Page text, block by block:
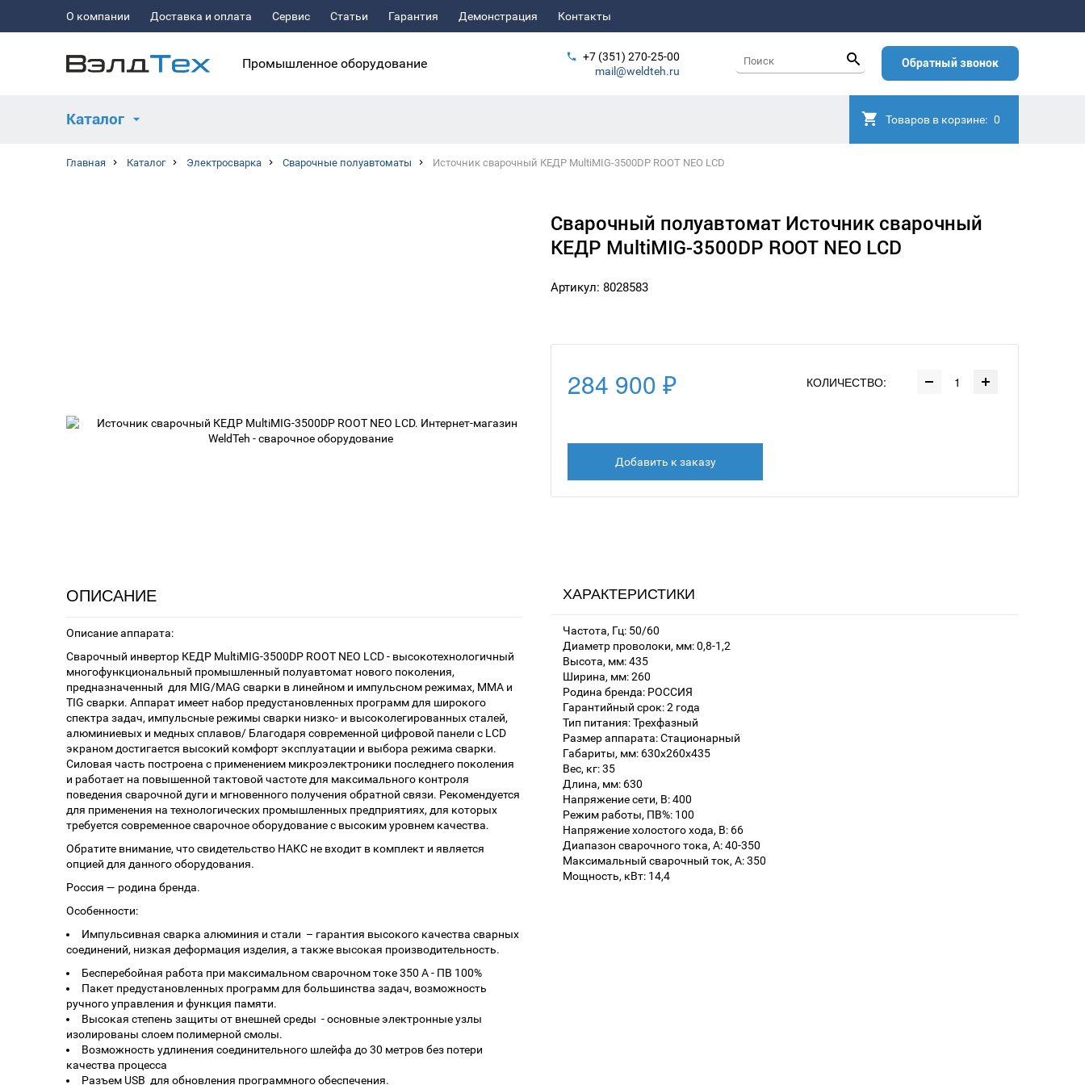
О компании Доставка и оплата Сервис Статьи Гарантия Демонстрация Контакты
Промышленное оборудование
+7 (351) 270-25-00
mail@weldteh.ru
Обратный звонок
Каталог Товаров в корзине: 0
Главная Каталог Электросварка Сварочные полуавтоматы Источник сварочный КЕДР MultiMIG-3500DP ROOT NEO LCD
Сварочный полуавтомат Источник сварочный
КЕДР MultiMIG-3500DP ROOT NEO LCD
Артикул: 8028583
284 900 ₽ КОЛИЧЕСТВО:
Добавить к заказу
ОПИСАНИЕ
Описание аппарата:
Сварочный инвертор КЕДР MultiMIG-3500DP ROOT NEO LCD - высокотехнологичный
многофункциональный промышленный полуавтомат нового поколения,
предназначенный для MIG/MAG сварки в линейном и импульсном режимах, MMA и
TIG сварки. Аппарат имеет набор предустановленных программ для широкого
спектра задач, импульсные режимы сварки низко- и высоколегированных сталей,
алюминиевых и медных сплавов/ Благодаря современной цифровой панели с LCD
экраном достигается высокий комфорт эксплуатации и выбора режима сварки.
Силовая часть построена с применением микроэлектроники последнего поколения
и работает на повышенной тактовой частоте для максимального контроля
поведения сварочной дуги и мгновенного получения обратной связи. Рекомендуется
для применения на технологических промышленных предприятиях, для которых
требуется современное сварочное оборудование с высоким уровнем качества.
Обратите внимание, что свидетельство НАКС не входит в комплект и является
опцией для данного оборудования.
Россия — родина бренда.
Особенности:
Импульсивная сварка алюминия и стали – гарантия высокого качества сварных
соединений, низкая деформация изделия, а также высокая производительность.
Бесперебойная работа при максимальном сварочном токе 350 А - ПВ 100%
Пакет предустановленных программ для большинства задач, возможность
ручного управления и функция памяти.
Высокая степень защиты от внешней среды - основные электронные узлы
изолированы слоем полимерной смолы.
Возможность удлинения соединительного шлейфа до 30 метров без потери
качества процесса
Разъем USB для обновления программного обеспечения.
ХАРАКТЕРИСТИКИ
Частота, Гц: 50/60
Диаметр проволоки, мм: 0,8-1,2
Высота, мм: 435
Ширина, мм: 260
Родина бренда: РОССИЯ
Гарантийный срок: 2 года
Тип питания: Трехфазный
Размер аппарата: Стационарный
Габариты, мм: 630x260x435
Вес, кг: 35
Длина, мм: 630
Напряжение сети, В: 400
Режим работы, ПВ%: 100
Напряжение холостого хода, В: 66
Диапазон сварочного тока, А: 40-350
Максимальный сварочный ток, А: 350
Мощность, кВт: 14,4